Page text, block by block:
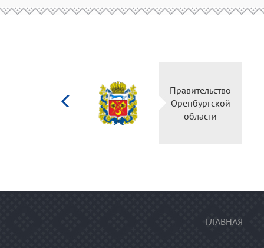
Правительство
Оренбургской
области
ГЛАВНАЯ